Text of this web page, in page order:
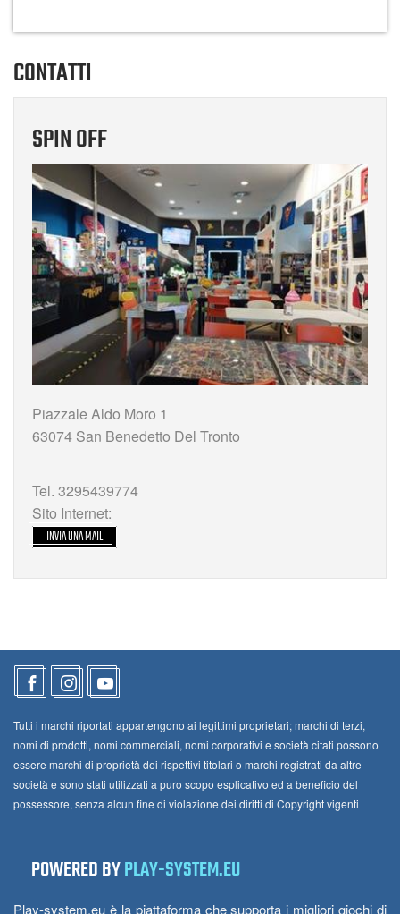
CONTATTI
SPIN OFF
Piazzale Aldo Moro 1
63074 San Benedetto Del Tronto
Tel. 3295439774
Sito Internet:
INVIA UNA MAIL
Tutti i marchi riportati appartengono ai legittimi proprietari; marchi di terzi,
nomi di prodotti, nomi commerciali, nomi corporativi e società citati possono
essere marchi di proprietà dei rispettivi titolari o marchi registrati da altre
società e sono stati utilizzati a puro scopo esplicativo ed a beneficio del
possessore, senza alcun fine di violazione dei diritti di Copyright vigenti
POWERED BYPLAY-SYSTEM.EU
Play-system.eu è la piattaforma che supporta i migliori giochi di